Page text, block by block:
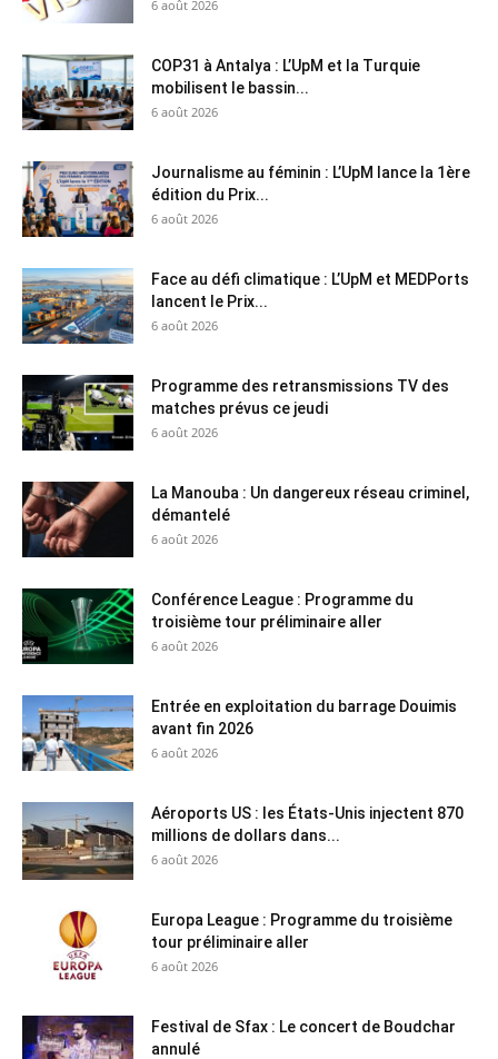
6 août 2026
COP31 à Antalya : L’UpM et la Turquie
mobilisent le bassin...
6 août 2026
Journalisme au féminin : L’UpM lance la 1ère
édition du Prix...
6 août 2026
Face au défi climatique : L’UpM et MEDPorts
lancent le Prix...
6 août 2026
Programme des retransmissions TV des
matches prévus ce jeudi
6 août 2026
La Manouba : Un dangereux réseau criminel,
démantelé
6 août 2026
Conférence League : Programme du
troisième tour préliminaire aller
6 août 2026
Entrée en exploitation du barrage Douimis
avant fin 2026
6 août 2026
Aéroports US : les États-Unis injectent 870
millions de dollars dans...
6 août 2026
Europa League : Programme du troisième
tour préliminaire aller
6 août 2026
Festival de Sfax : Le concert de Boudchar
annulé